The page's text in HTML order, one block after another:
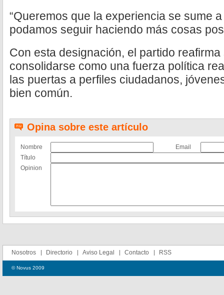
“Queremos que la experiencia se sume
podamos seguir haciendo más cosas
Con esta designación, el partido
consolidarse como una fuerza política
las puertas a perfiles ciudadanos,
bien común.
Opina sobre este artículo
Nombre
Email
Título
Opinion
Nosotros Directorio Aviso Legal Contacto RSS
© Novus 2009